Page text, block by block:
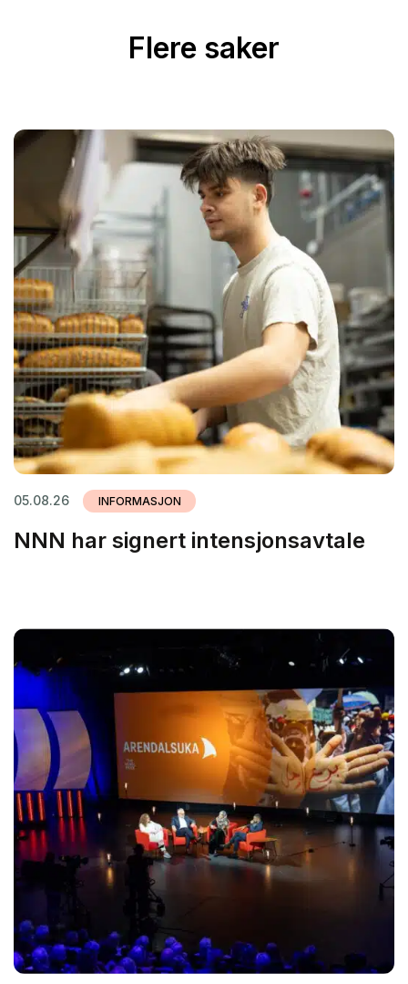
Flere saker
05.08.26 INFORMASJON
NNN har signert intensjonsavtale